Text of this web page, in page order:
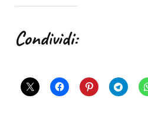
Condividi: